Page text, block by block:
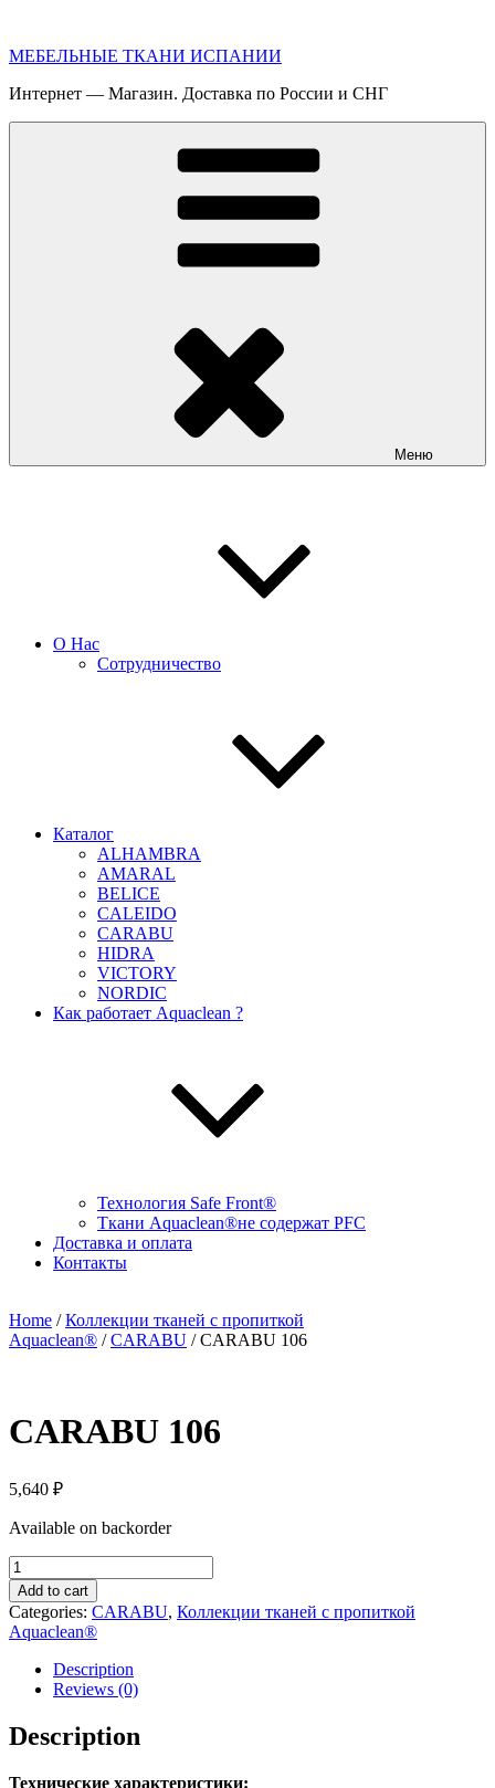
содержимому
МЕБЕЛЬНЫЕ ТКАНИ ИСПАНИИ
Интернет — Магазин. Доставка по России и СНГ
Меню
О Нас
Сотрудничество
Каталог
ALHAMBRA
AMARAL
BELICE
CALEIDO
CARABU
HIDRA
VICTORY
NORDIC
Как работает Aquaclean ?
Технология Safe Front®
Ткани Aquaclean®не содержат PFC
Доставка и оплата
Контакты
Home /Коллекции тканей с пропиткой
Aquaclean® /CARABU / CARABU 106
CARABU 106
5,640 ₽
Available on backorder
CARABU
106
quantity
Add to cart
Categories: CARABU, Коллекции тканей с пропиткой
Aquaclean®
Description
Reviews (0)
Description
Технические характеристики: